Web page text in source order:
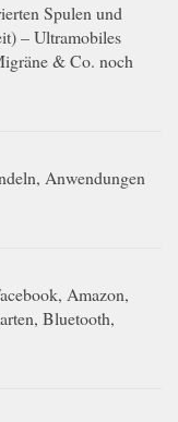
Spulen und
– Ultramobiles
& Co. noch
Anwendungen
Amazon,
Bluetooth,